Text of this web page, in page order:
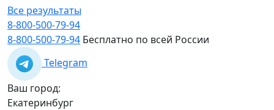
Все результаты
8-800-500-79-94
8-800-500-79-94 Бесплатно по всей России
Telegram
Ваш город:
Екатеринбург